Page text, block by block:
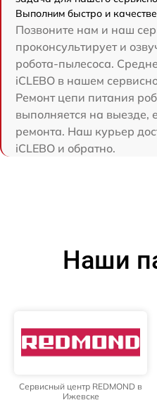
Выполним быстро и
Позвоните нам и наш
проконсультирует и
робота-пылесоса.
iCLEBO в нашем
Ремонт цепи питания
выполняется на выезде,
ремонта. Наш курьер
iCLEBO и обратно.
Наши
Сервисный центр REDMOND в
Ижевске